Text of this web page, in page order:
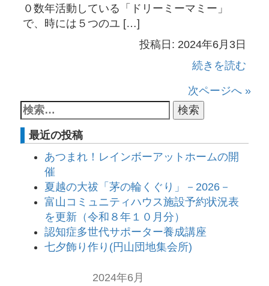
０数年活動している「ドリーミーマミー」
で、時には５つのユ […]
投稿日: 2024年6月3日
続きを読む
次ページへ »
最近の投稿
あつまれ！レインボーアットホームの開
催
夏越の大祓「茅の輪くぐり」－2026－
富山コミュニティハウス施設予約状況表
を更新（令和８年１０月分）
認知症多世代サポーター養成講座
七夕飾り作り(円山団地集会所)
2024年6月